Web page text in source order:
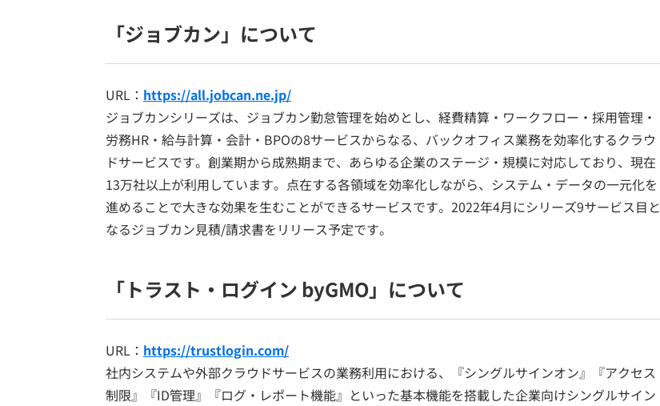
「ジョブカン」について
URL： https://all.jobcan.ne.jp/
ジョブカンシリーズは、ジョブカン勤怠管理を始めとし、経費精算・ワークフロー・採用管理・
労務HR・給与計算・会計・BPOの8サービスからなる、バックオフィス業務を効率化するクラウ
ドサービスです。創業期から成熟期まで、あらゆる企業のステージ・規模に対応しており、現在
13万社以上が利用しています。点在する各領域を効率化しながら、システム・データの一元化を
進めることで大きな効果を生むことができるサービスです。2022年4月にシリーズ9サービス目と
なるジョブカン見積/請求書をリリース予定です。
「トラスト・ログイン byGMO」について
URL： https://trustlogin.com/
社内システムや外部クラウドサービスの業務利用における、『シングルサインオン』『アクセス
制限』『ID管理』『ログ・レポート機能』といった基本機能を搭載した企業向けシングルサイン